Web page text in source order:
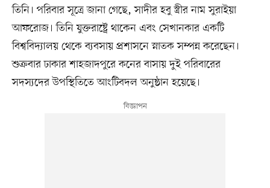
তিনি। পরিবার সূত্রে জানা গেছে, সাদীর হবু স্ত্রীর নাম সুরাইয়া
আফরোজ। তিনি যুক্তরাষ্ট্রে থাকেন এবং সেখানকার একটি
বিশ্ববিদ্যালয় থেকে ব্যবসায় প্রশাসনে স্নাতক সম্পন্ন করেছেন।
শুক্রবার ঢাকার শাহজাদপুরে কনের বাসায় দুই পরিবারের
সদস্যদের উপস্থিতিতে আংটিবদল অনুষ্ঠান হয়েছে।